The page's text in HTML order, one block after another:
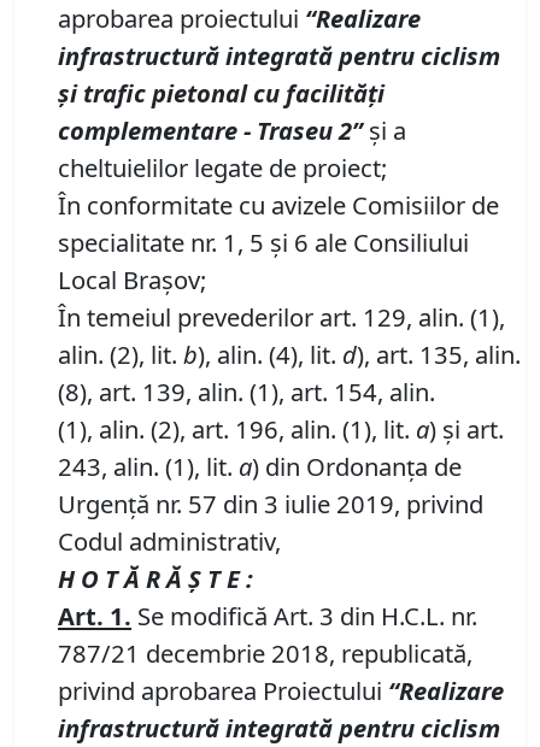
aprobarea proiectului “Realizare
infrastructură integrată pentru ciclism
şi trafic pietonal cu facilităţi
complementare- Traseu2”și a
cheltuielilor legate de proiect;
În conformitate cu avizele Comisiilor de
specialitate nr. 1, 5 și 6 ale Consiliului
Local Brașov;
În temeiul prevederilor art. 129, alin. (1),
alin. (2), lit. b), alin. (4), lit. d), art. 135, alin.
(8), art. 139, alin. (1), art. 154, alin.
(1), alin. (2), art. 196, alin. (1), lit. a) și art.
243, alin. (1), lit. a) din Ordonanța de
Urgență nr. 57 din 3 iulie 2019, privind
Codul administrativ,
H O T Ă R Ă Ş T E :
Art. 1. Se modifică Art. 3 din H.C.L. nr.
787/21 decembrie 2018, republicată,
privind aprobarea Proiectului “Realizare
infrastructură integrată pentru ciclism